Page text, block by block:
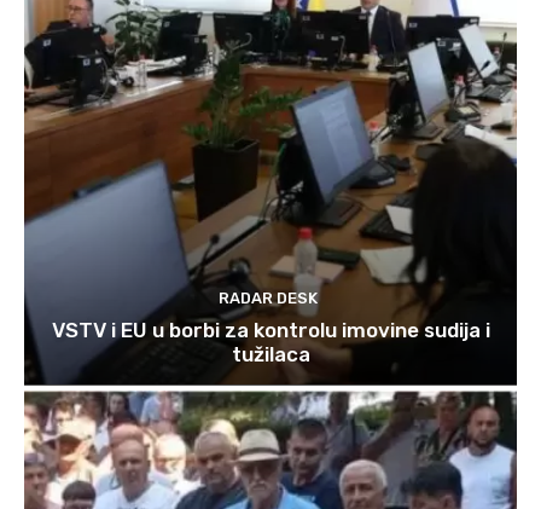
RADAR DESK
VSTV i EU u borbi za kontrolu imovine sudija i
tužilaca